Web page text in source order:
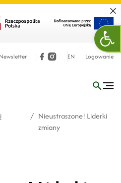
Newsletter EN Logowanie
/ Nieustraszone! Liderki
zmiany